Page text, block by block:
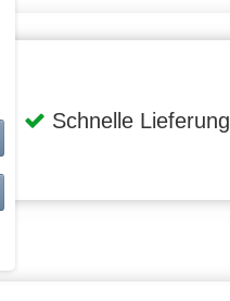
Schnelle Lieferung